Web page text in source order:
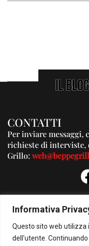
Informativa
Questo sito web utilizza
dell'utente.
CONTATTI
Per inviare messaggi,
richieste di interviste,
Grillo: